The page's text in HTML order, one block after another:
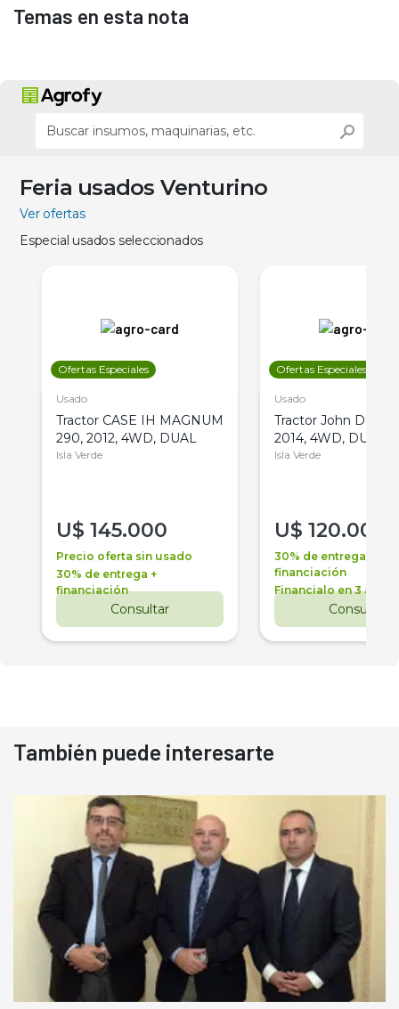
Temas en esta nota
Feria usados Venturino
Ver ofertas
Especial usados seleccionados
Ofertas Especiales
Usado
Tractor CASE IH MAGNUM
290, 2012, 4WD, DUAL
Isla Verde
U$ 145.000
Precio oferta sin usado
30% de entrega +
financiación
Consultar
Ofertas Especiales
Usado
Tractor John Deere
2014, 4WD, DUAL
Isla Verde
U$ 120.000
30% de entrega +
financiación
Financialo en 3 años
Consultar
También puede interesarte